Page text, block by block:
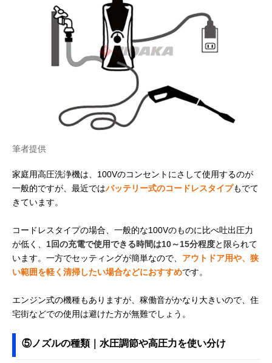
筆者提供
家庭用高圧洗浄機は、100Vのコンセントにさして使用するのが
一般的ですが、最近ではバッテリー式のコードレスタイプもでて
きています。
コードレスタイプの場合、一般的な100Vのものに比べ吐出圧力
が低く、 1回の充電で使用できる時間は10～15分程度と限られて
います。一方でセッティングが簡単なので、 アウトドア用や、狭
い範囲を軽く清掃したい場合などにおすすめです。
エンジン式の機種もありますが、稼働音がかなり大きいので、住
宅街などでの使用は避けた方が無難でしょう。
⑤ノズルの種類｜水圧調節や高圧力を使い分け